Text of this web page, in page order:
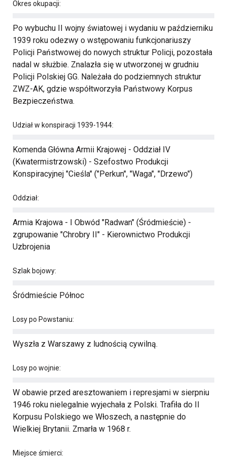
Okres okupacji:
Po wybuchu II wojny światowej i wydaniu w październiku
1939 roku odezwy o wstępowaniu funkcjonariuszy
Policji Państwowej do nowych struktur Policji, pozostała
nadal w służbie. Znalazła się w utworzonej w grudniu
Policji Polskiej GG. Należała do podziemnych struktur
ZWZ-AK, gdzie współtworzyła Państwowy Korpus
Bezpieczeństwa.
Udział w konspiracji 1939-1944:
Komenda Główna Armii Krajowej - Oddział IV
(Kwatermistrzowski) - Szefostwo Produkcji
Konspiracyjnej "Cieśla" ("Perkun", "Waga", "Drzewo")
Oddział:
Armia Krajowa - I Obwód "Radwan" (Śródmieście) -
zgrupowanie "Chrobry II" - Kierownictwo Produkcji
Uzbrojenia
Szlak bojowy:
Śródmieście Północ
Losy po Powstaniu:
Wyszła z Warszawy z ludnością cywilną.
Losy po wojnie:
W obawie przed aresztowaniem i represjami w sierpniu
1946 roku nielegalnie wyjechała z Polski. Trafiła do II
Korpusu Polskiego we Włoszech, a następnie do
Wielkiej Brytanii. Zmarła w 1968 r.
Miejsce śmierci: